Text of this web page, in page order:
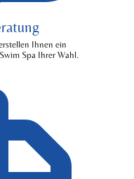
Ihnen ein
Spa Ihrer Wahl.